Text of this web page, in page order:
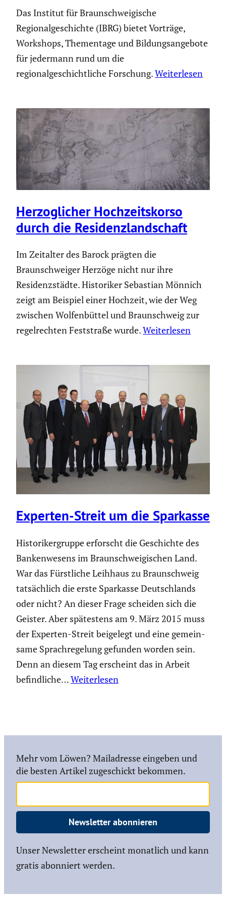
Das Institut für Braunschweigische
Regionalgeschichte (IBRG) bietet Vorträge,
Workshops, Thementage und Bildungsangebote
für jedermann rund um die
regionalgeschichtliche Forschung.Weiterlesen
Herzog­li­cher Hochzeits­korso
durch die Residenz­land­schaft
Im Zeitalter des Barock prägten die
Braunschweiger Herzöge nicht nur ihre
Residenzstädte. Historiker Sebastian Mönnich
zeigt am Beispiel einer Hochzeit, wie der Weg
zwischen Wolfenbüttel und Braunschweig zur
regelrechten Feststraße wurde.Weiterlesen
Experten-Streit um die Sparkasse
Histo­ri­ker­gruppe erforscht die Geschichte des
Banken­we­sens im Braun­schwei­gi­schen Land.
War das Fürst­liche Leihhaus zu Braun­schweig
tatsäch­lich die erste Sparkasse Deutsch­lands
oder nicht? An dieser Frage scheiden sich die
Geister. Aber spätes­tens am 9. März 2015 muss
der Experten-Streit beigelegt und eine gemein­
same Sprach­re­ge­lung gefunden worden sein.
Denn an diesem Tag erscheint das in Arbeit
befind­liche…Weiterlesen
Mehr vom Löwen? Mailadresse eingeben und
die besten Artikel zugeschickt bekommen.
Newsletter abonnieren
Unser Newsletter erscheint monatlich und kann
gratis abonniert werden.